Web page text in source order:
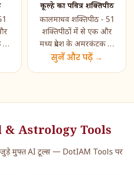
के
कूल्हे का पवित्र शक्तिपीठ
कालमाधव शक्तिपीठ - 51
शक्तिपीठों में से एक और
मध्य प्रदेश के अमरकंटक के
समीप शोण नदी के तट पर
सुनें और पढ़ें →
Astrology Tools
जुड़े मुफ्त AI टूल्स — DotIAM Tools पर